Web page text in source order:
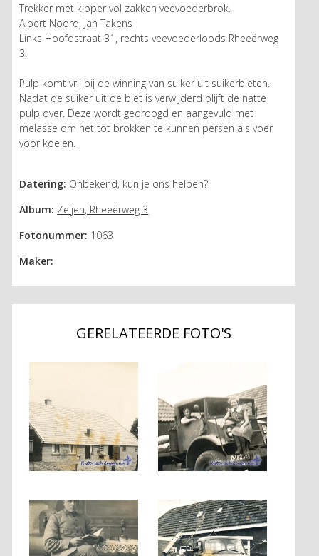
Trekker met kipper vol zakken veevoederbrok.
Albert Noord, Jan Takens
Links Hoofdstraat 31, rechts veevoederloods Rheeërweg
3.
Pulp komt vrij bij de winning van suiker uit suikerbieten.
Nadat de suiker uit de biet is verwijderd blijft de natte
pulp over. Deze wordt gedroogd en aangevuld met
melasse om het tot brokken te kunnen persen als voer
voor koeien.
Datering: Onbekend, kun je ons helpen?
Album: Zeijen, Rheeërweg 3
Fotonummer: 1063
Maker:
GERELATEERDE FOTO'S